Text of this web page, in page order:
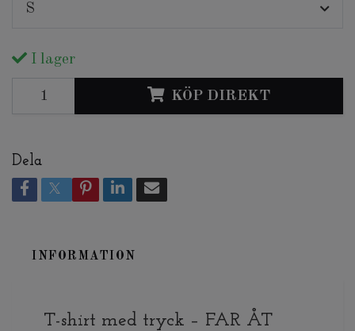
S
I lager
KÖP DIREKT
Dela
INFORMATION
T-shirt med tryck – FAR ÅT